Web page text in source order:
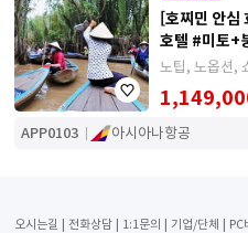
[호찌민 안심
호텔 #미토+
노팁, 노옵션,
APP0103 아시아나항공
오시는길 전화상담 1:1문의 기업/단체 PC